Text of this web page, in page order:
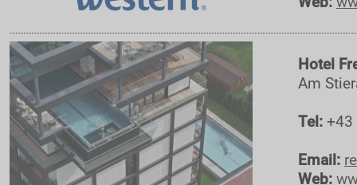
Pressemeldungen
Medienpartner
Pressefotos
Akkreditierung
Nennliste
Zeitplan
Hotel
Am
Tel: +43
Email:
Web: